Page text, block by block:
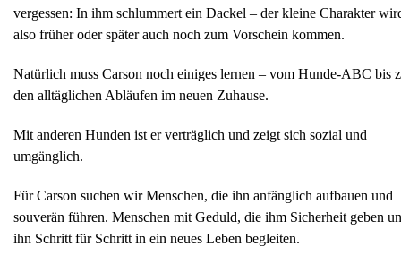
vergessen: In ihm schlummert ein Dackel – der kleine Charakter
also früher oder später auch noch zum Vorschein kommen.
Natürlich muss Carson noch einiges lernen – vom Hunde-ABC bis
den alltäglichen Abläufen im neuen Zuhause.
Mit anderen Hunden ist er verträglich und zeigt sich sozial und
umgänglich.
Für Carson suchen wir Menschen, die ihn anfänglich aufbauen und
souverän führen. Menschen mit Geduld, die ihm Sicherheit geben
ihn Schritt für Schritt in ein neues Leben begleiten.